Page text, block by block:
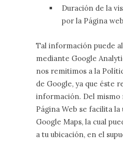
Duración de la
por la Página web
Tal información puede
mediante Google
nos remitimos a la
de Google, ya que éste
información. Del mismo
Página Web se facilita la
Google Maps, la cual
a tu ubicación, en el